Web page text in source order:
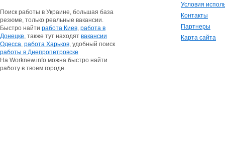
Поиск работы в Украине, большая база
резюме, только реальные вакансии.
Быстро найти работа Киев, работа в
Донецке, также тут находят вакансии
Одесса, работа Харьков, удобный поиск
работы в Днепропетровске
На Worknew.info можна быстро найти
работу в твоем городе.
Условия
Контакты
Партнеры
Карта сайта